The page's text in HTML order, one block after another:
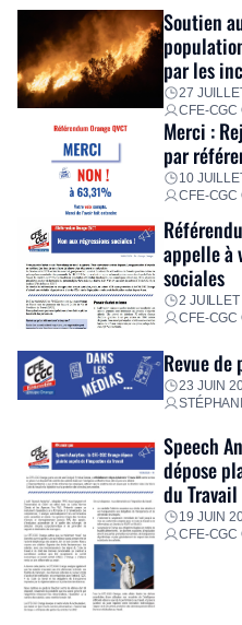
Fidèle à sa mission d’utilité
immédiatement ses équipes
personnalisé, des aides
premières dépenses, […]
Soutien
par les
27
CFE-CGC
Merci :
par
10
CFE-CGC
appelle à
sociales
2
CFE-CGC
Revue
23 JUIN
Speech
dépose
du Travail
19 JUIN
CFE-CGC